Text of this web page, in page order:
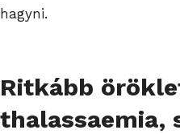
hagyni.
Ritkább
thalassaemia,